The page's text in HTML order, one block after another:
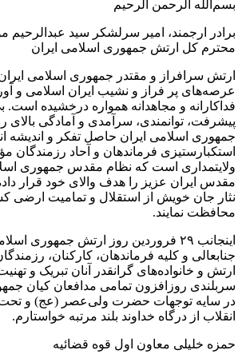
بسم‌الله الرحمن الرحیم
برادر ارجمند، امیر سرلشکر سید عبدالرحیم
محترم کل ارتش جمهوری اسلامی ایران
ارتش سرافراز و مقتدر جمهوری اسلامی
عرصه‌های پر فراز و نشیب ایران اسلامی و
فداکارانه و مجاهدانه همواره درخشیده است. بی
پیشرفت، توانمندی، سرآمدی و آمادگی
جمهوری اسلامی ایران حاصل تفکر و اندیشه
استکبارستیزی فرماندهان و آحاد رزمندگان
ولایتمداری است که نظام مقدس جمهوری
مقدس ایران عزیز را هدف والای خود قرار
نثار جان خویش از استقلال و تمامیت ارضی
محافظت نمایند.
اینجانب ۲۹ فروردین روز ارتش جمهوری
جنابعالی و کلیه فرماندهان، کارکنان،
ارتش و خانواده‌های گرانقدر آنان تبریک و
سربلندی روزافزون تمامی مدافعان کیان
در سایه توجهات حضرت ولی‌عصر (عج) و
انقلاب از درگاه خداوند بلند مرتبه خواستارم.
حمزه خلیلی معاون اول قوه قضائیه